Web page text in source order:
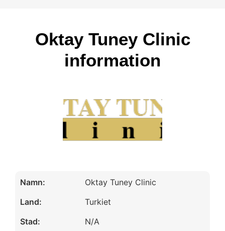
Oktay Tuney Clinic
information
Namn:
Land:
Stad:
Oktay Tuney Clinic
Turkiet
N/A